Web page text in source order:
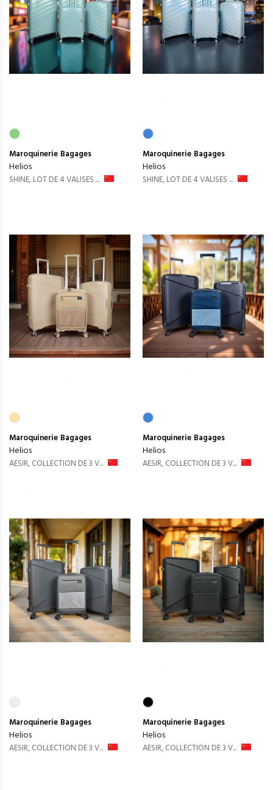
Maroquinerie Bagages
Helios
SHINE, LOT DE 4 VALISES ...
Maroquinerie Bagages
Helios
SHINE, LOT DE 4 VALISES ...
Maroquinerie Bagages
Helios
AESIR, COLLECTION DE 3 V...
Maroquinerie Bagages
Helios
AESIR, COLLECTION DE 3 V...
Maroquinerie Bagages
Helios
AESIR, COLLECTION DE 3 V...
Maroquinerie Bagages
Helios
AESIR, COLLECTION DE 3 V...